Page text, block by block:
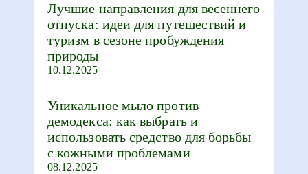
Лучшие направления для весеннего
отпуска: идеи для путешествий и
туризм в сезоне пробуждения
природы
10.12.2025
Уникальное мыло против
демодекса: как выбрать и
использовать средство для борьбы
с кожными проблемами
08.12.2025